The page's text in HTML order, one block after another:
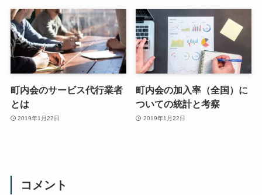
町内会のサービス代行業者
とは
2019年1月22日
町内会の加入率（全国）に
ついての統計と考察
2019年1月22日
コメント